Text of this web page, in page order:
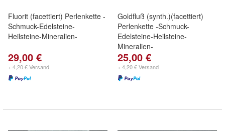
Fluorit (facettiert) Perlenkette -
Schmuck-Edelsteine-
Heilsteine-Mineralien-
29,00 €
+ 4,20 € Versand
Goldfluß (synth.)(facettiert)
Perlenkette -Schmuck-
Edelsteine-Heilsteine-
Mineralien-
25,00 €
+ 4,20 € Versand